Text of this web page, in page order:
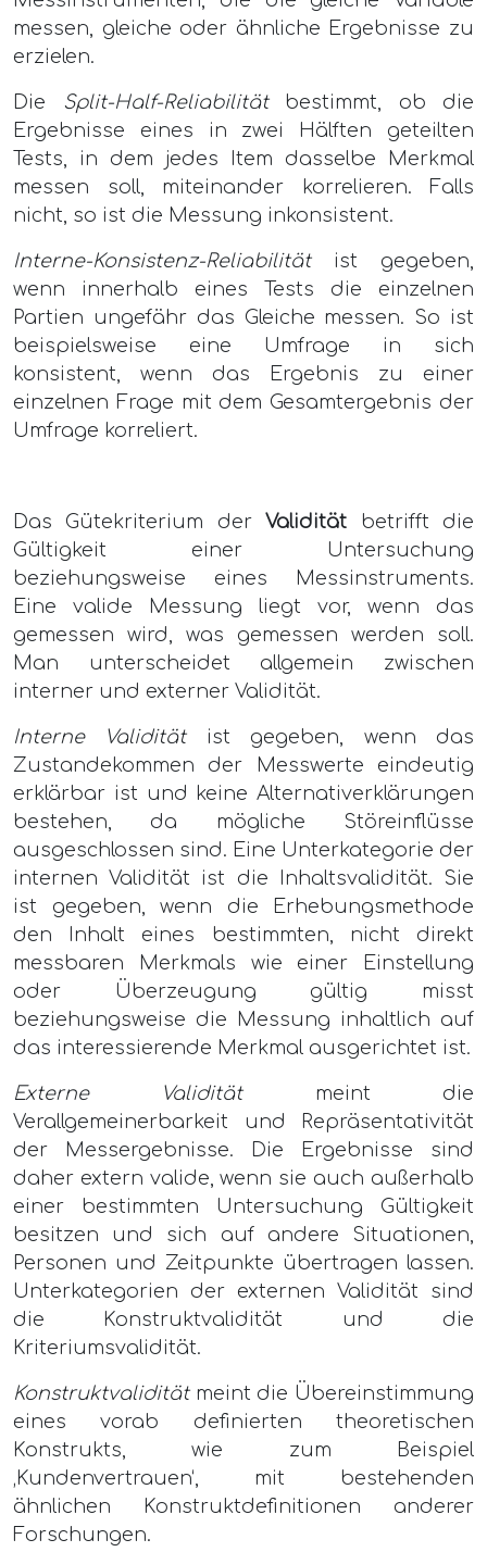
messen, gleiche oder ähnliche Ergebnisse zu
erzielen.
Die Split-Half-Reliabilitätbestimmt, ob die
Ergebnisse eines in zwei Hälften geteilten
Tests, in dem jedes Item dasselbe Merkmal
messen soll, miteinander korrelieren. Falls
nicht, so ist die Messung inkonsistent.
Interne-Konsistenz-Reliabilitätist gegeben,
wenn innerhalb eines Tests die einzelnen
Partien ungefähr das Gleiche messen. So ist
beispielsweise eine Umfrage in sich
konsistent, wenn das Ergebnis zu einer
einzelnen Frage mit dem Gesamtergebnis der
Umfrage korreliert.
Das Gütekriterium derValidität betrifft die
Gültigkeit einer Untersuchung
beziehungsweise eines Messinstruments.
Eine valide Messung liegt vor, wenn das
gemessen wird, was gemessen werden soll.
Man unterscheidet allgemein zwischen
interner und externer Validität.
Interne Validitätist gegeben, wenn das
Zustandekommen der Messwerte eindeutig
erklärbar ist und keine Alternativerklärungen
bestehen, da mögliche Störeinflüsse
ausgeschlossen sind. Eine Unterkategorie der
internen Validität ist die Inhaltsvalidität. Sie
ist gegeben, wenn die Erhebungsmethode
den Inhalt eines bestimmten, nicht direkt
messbaren Merkmals wie einer Einstellung
oder Überzeugung gültig misst
beziehungsweise die Messung inhaltlich auf
das interessierende Merkmal ausgerichtet ist.
Externe Validitätmeint die
Verallgemeinerbarkeit und Repräsentativität
der Messergebnisse. Die Ergebnisse sind
daher extern valide, wenn sie auch außerhalb
einer bestimmten Untersuchung Gültigkeit
besitzen und sich auf andere Situationen,
Personen und Zeitpunkte übertragen lassen.
Unterkategorien der externen Validität sind
die Konstruktvalidität und die
Kriteriumsvalidität.
Konstruktvaliditätmeint die Übereinstimmung
eines vorab definierten theoretischen
Konstrukts, wie zum Beispiel
‚Kundenvertrauen‘, mit bestehenden
ähnlichen Konstruktdefinitionen anderer
Forschungen.